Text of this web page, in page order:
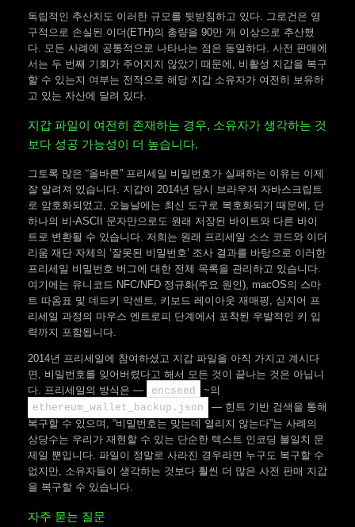
독립적인 추산치도 이러한 규모를 뒷받침하고 있다. 그로건은 영
구적으로 손실된 이더(ETH)의 총량을 90만 개 이상으로 추산했
다. 모든 사례에 공통적으로 나타나는 점은 동일하다. 사전 판매에
서는 두 번째 기회가 주어지지 않았기 때문에, 비활성 지갑을 복구
할 수 있는지 여부는 전적으로 해당 지갑 소유자가 여전히 보유하
고 있는 자산에 달려 있다.
지갑 파일이 여전히 존재하는 경우, 소유자가 생각하는 것
보다 성공 가능성이 더 높습니다.
그토록 많은 “올바른” 프리세일 비밀번호가 실패하는 이유는 이제
잘 알려져 있습니다. 지갑이 2014년 당시 브라우저 자바스크립트
로 암호화되었고, 오늘날에는 최신 도구로 복호화되기 때문에, 단
하나의 비-ASCII 문자만으로도 원래 저장된 바이트와 다른 바이
트로 변환될 수 있습니다. 저희는 원래 프리세일 소스 코드와 이더
리움 재단 자체의 ‘잘못된 비밀번호’ 조사 결과를 바탕으로 이러한
프리세일 비밀번호 버그에 대한 전체 목록을 관리하고 있습니다.
여기에는 유니코드 NFC/NFD 정규화(주요 원인), macOS의 스마
트 따옴표 및 데드키 악센트, 키보드 레이아웃 재매핑, 심지어 프
리세일 과정의 마우스 엔트로피 단계에서 포착된 우발적인 키 입
력까지 포함됩니다.
2014년 프리세일에 참여하셨고 지갑 파일을 아직 가지고 계시다
면, 비밀번호를 잊어버렸다고 해서 모든 것이 끝나는 것은 아닙니
다. 프리세일의 방식은 —
encseed
~의
ethereum_wallet_backup.json
— 힌트 기반 검색을 통해
복구할 수 있으며, “비밀번호는 맞는데 열리지 않는다”는 사례의
상당수는 우리가 재현할 수 있는 단순한 텍스트 인코딩 불일치 문
제일 뿐입니다. 파일이 정말로 사라진 경우라면 누구도 복구할 수
없지만, 소유자들이 생각하는 것보다 훨씬 더 많은 사전 판매 지갑
을 복구할 수 있습니다.
자주 묻는 질문